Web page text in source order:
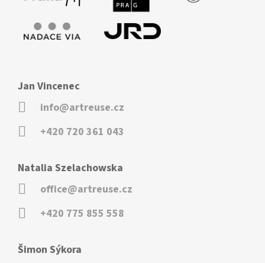
Jan Vincenec
info@artreuse.cz
+420 720 361 043
Natalia Szelachowska
office@artreuse.cz
+420 775 855 558
Šimon Sýkora